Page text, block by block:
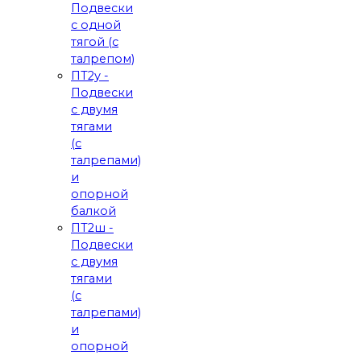
Подвески
с одной
тягой (с
талрепом)
ПТ2у -
Подвески
с двумя
тягами
(с
талрепами)
и
опорной
балкой
ПТ2ш -
Подвески
с двумя
тягами
(с
талрепами)
и
опорной